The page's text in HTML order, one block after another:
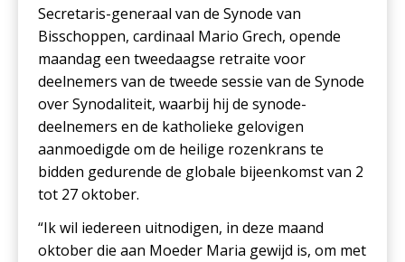
Secretaris-generaal van de Synode van
Bisschoppen, cardinaal Mario Grech, opende
maandag een tweedaagse retraite voor
deelnemers van de tweede sessie van de Synode
over Synodaliteit, waarbij hij de synode-
deelnemers en de katholieke gelovigen
aanmoedigde om de heilige rozenkrans te
bidden gedurende de globale bijeenkomst van 2
tot 27 oktober.
“Ik wil iedereen uitnodigen, in deze maand
oktober die aan Moeder Maria gewijd is, om met